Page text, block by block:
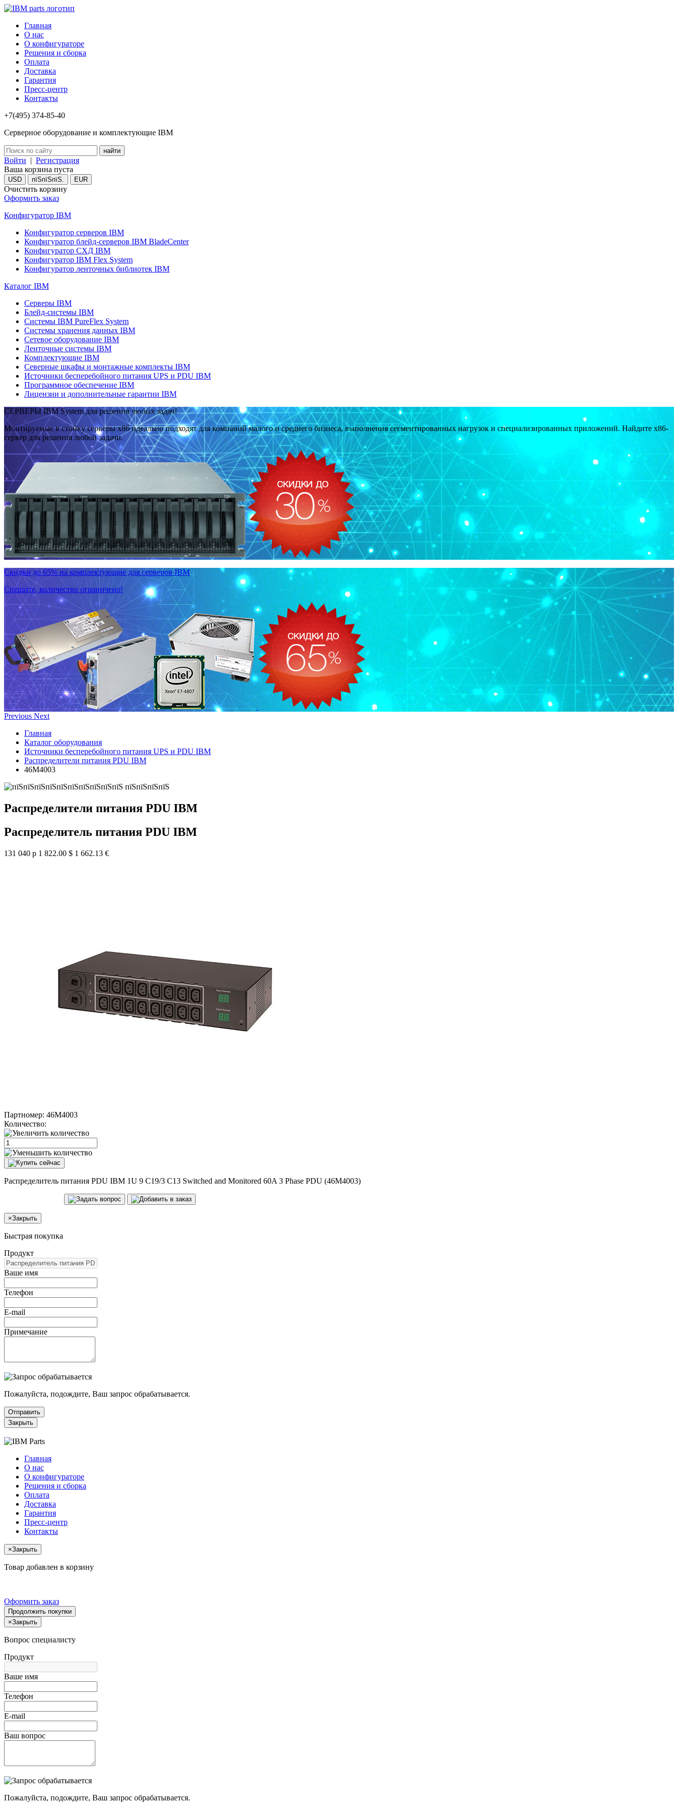
Главная
О нас
О конфигураторе
Решения и сборка
Оплата
Доставка
Гарантия
Пресс-центр
Контакты
+7(495) 374-85-40
Серверное оборудование и комплектующие IBM
Войти | Регистрация
Ваша корзина пуста
USD пїЅпїЅпїЅ. EUR
Очистить корзину
Оформить заказ
Конфигуратор IBM
Конфигуратор серверов IBM
Конфигуратор блейд-серверов IBM BladeCenter
Конфигуратор СХД IBM
Конфигуратор IBM Flex System
Конфигуратор ленточных библиотек IBM
Каталог IBM
Серверы IBM
Блейд-системы IBM
Системы IBM PureFlex System
Системы хранения данных IBM
Сетевое оборудование IBM
Ленточные системы IBM
Комплектующие IBM
Северные шкафы и монтажные комплекты IBM
Источники бесперебойного питания UPS и PDU IBM
Программное обеспечение IBM
Лицензии и дополнительные гарантии IBM
СЕРВЕРЫ IBM System для решения любых задач!
Монтируемые в стойку серверы x86 идеально подходят для компаний малого и среднего бизнеса, выполнения сегментированных нагрузок и специализированных приложений. Найдите x86-
сервер для решения любой задачи.
Скидки до 65% на комплектующие для серверов IBM
Спешите, количество ограничено!
Previous Next
Главная
Каталог оборудования
Источники бесперебойного питания UPS и PDU IBM
Распределители питания PDU IBM
46M4003
Распределители питания PDU IBM
Распределитель питания PDU IBM
131 040 р 1 822.00 $ 1 662.13 €
Партномер: 46M4003
Количество:
Распределитель питания PDU IBM 1U 9 C19/3 C13 Switched and Monitored 60A 3 Phase PDU (46M4003)
×Закрыть
Быстрая покупка
Продукт
Ваше имя
Телефон
E-mail
Примечание
Пожалуйста, подождите, Ваш запрос обрабатывается.
Отправить
Закрыть
Главная
О нас
О конфигураторе
Решения и сборка
Оплата
Доставка
Гарантия
Пресс-центр
Контакты
×Закрыть
Товар добавлен в корзину
Оформить заказ
Продолжить покупки
×Закрыть
Вопрос специалисту
Продукт
Ваше имя
Телефон
E-mail
Ваш вопрос
Пожалуйста, подождите, Ваш запрос обрабатывается.